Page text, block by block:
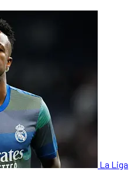
La Liga